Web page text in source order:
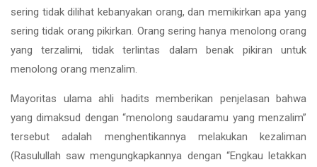
sering tidak dilihat kebanyakan orang, dan memikirkan apa yang
sering tidak orang pikirkan. Orang sering hanya menolong orang
yang terzalimi, tidak terlintas dalam benak pikiran untuk
menolong orang menzalim.
Mayoritas ulama ahli hadits memberikan penjelasan bahwa
yang dimaksud dengan “menolong saudaramu yang menzalim”
tersebut adalah menghentikannya melakukan kezaliman
(Rasulullah saw mengungkapkannya dengan “Engkau letakkan